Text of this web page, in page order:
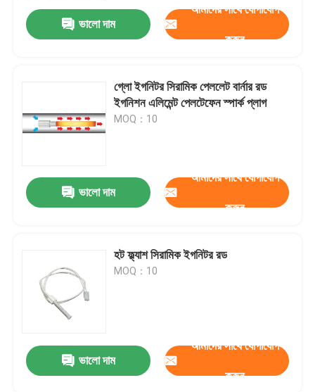
একটি বার্তা রেখে যান
আমরা শীঘ্রই আপনাকে আবার কল করব!
ভালো দাম
আমাদের সাথে যোগাযোগ
করুন
গ্লো ইগনিটর সিরামিক পেললেট বার্নার রড
ইগনিশন এলিমেন্ট পেলটেফেন স্পার্ক প্লাগ
MOQ：10
ভালো দাম
আমাদের সাথে যোগাযোগ
করুন
হট ফ্ল্যাশ সিরামিক ইগনিটর রড
MOQ：10
ভালো দাম
আমাদের সাথে যোগাযোগ
করুন